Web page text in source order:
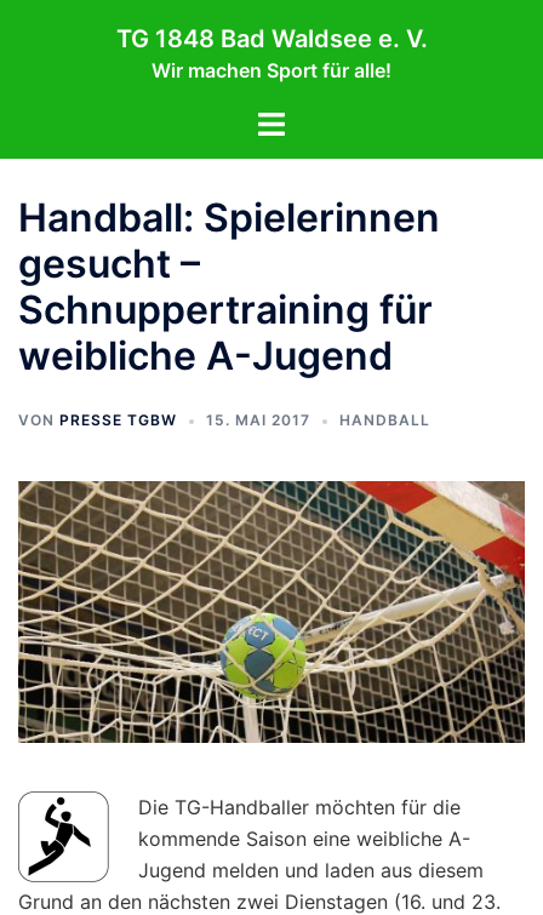
TG 1848 Bad Waldsee e. V.
Wir machen Sport für alle!
Menü
Handball: Spielerinnen
gesucht –
Schnuppertraining für
weibliche A-Jugend
VON PRESSE TGBW 15. MAI 2017 HANDBALL
Die TG-Handballer möchten für die
kommende Saison eine weibliche A-
Jugend melden und laden aus diesem
Grund an den nächsten zwei Dienstagen (16. und 23.